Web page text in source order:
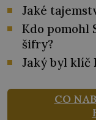
Jaké
Kdo pomohl
šifry?
Jaký byl klíč
CO